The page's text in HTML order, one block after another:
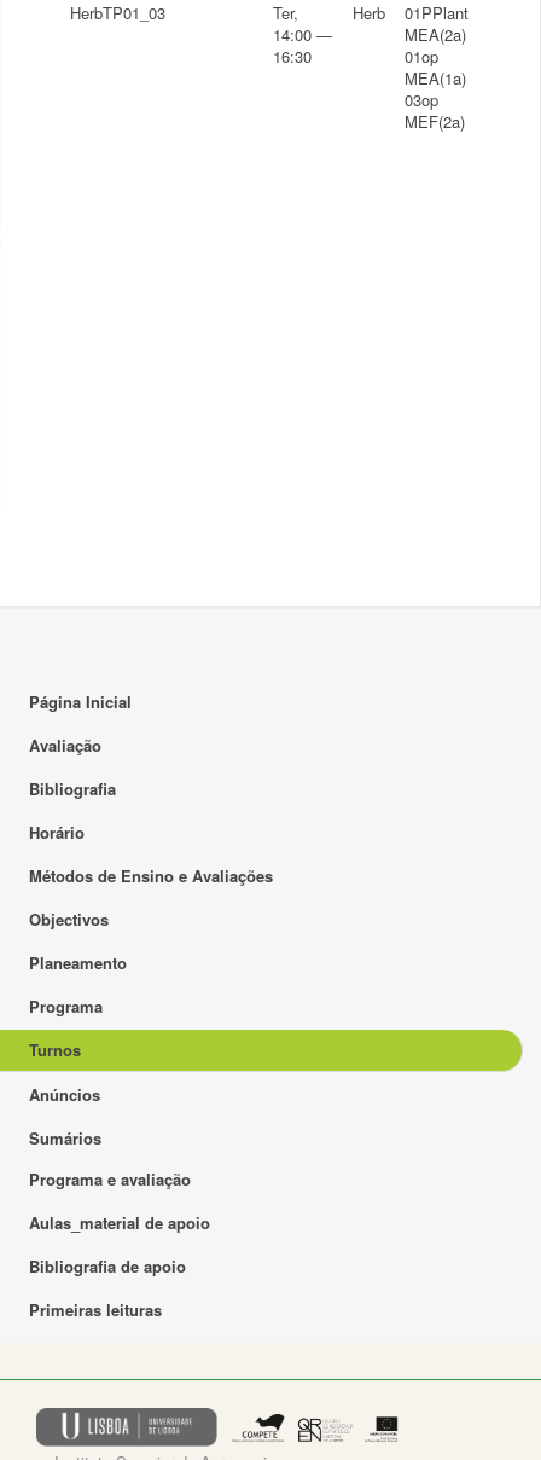
HerbTP01_03
Ter,
14:00 —
16:30
Herb
01PPlant
MEA(2a)
01op
MEA(1a)
03op
MEF(2a)
Página Inicial
Avaliação
Bibliografia
Horário
Métodos de Ensino e Avaliações
Objectivos
Planeamento
Programa
Turnos
Anúncios
Sumários
Programa e avaliação
Aulas_material de apoio
Bibliografia de apoio
Primeiras leituras